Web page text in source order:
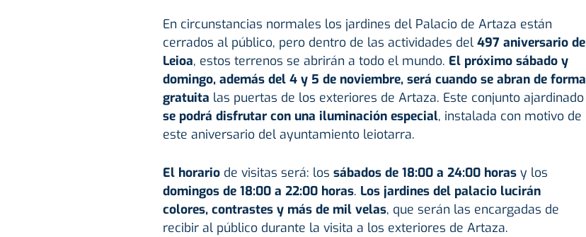
En circunstancias normales los jardines del Palacio de Artaza están
cerrados al público, pero dentro de las actividades del 497 aniversario de
Leioa, estos terrenos se abrirán a todo el mundo. El próximo sábado y
domingo, además del 4 y 5 de noviembre, será cuando se abran de forma
gratuita las puertas de los exteriores de Artaza. Este conjunto ajardinado
se podrá disfrutar con una iluminación especial, instalada con motivo de
este aniversario del ayuntamiento leiotarra.
El horario de visitas será: los sábados de 18:00 a 24:00 horasy los
domingos de 18:00 a 22:00 horas. Los jardines del palacio lucirán
colores, contrastes y más de mil velas, que serán las encargadas de
recibir al público durante la visita a los exteriores de Artaza.